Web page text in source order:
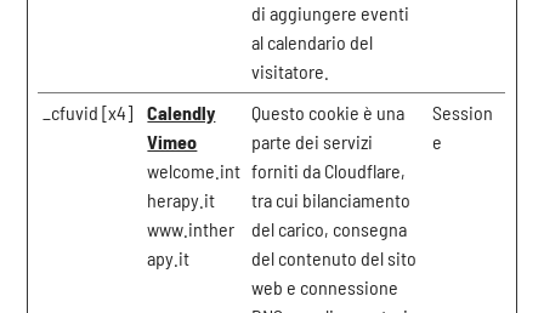
di aggiungere eventi
al calendario del
visitatore.
_cfuvid [x4]
Calendly
Vimeo
welcome.int
herapy.it
www.inther
apy.it
Questo cookie è una
parte dei servizi
forniti da Cloudflare,
tra cui bilanciamento
del carico, consegna
del contenuto del sito
web e connessione
Session
e